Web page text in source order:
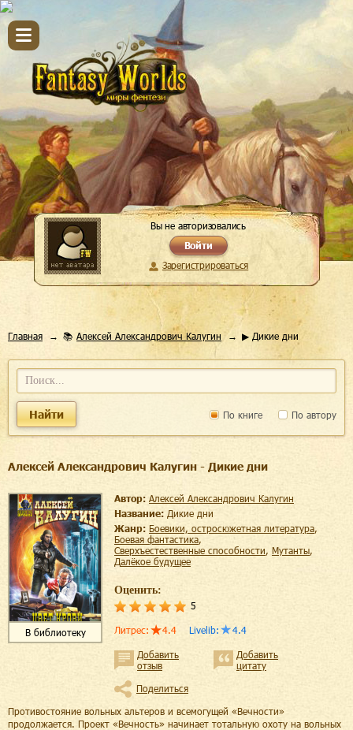
Вы не авторизовались
Войти
Зарегистрироваться
Главная 📚 Алексей Александрович Калугин ▶ Дикие дни
По книге По автору
Найти
Алексей Александрович Калугин - Дикие дни
В библиотеку
Автор: Алексей Александрович Калугин
Название: Дикие дни
Жанр:
боевики, остросюжетная литература,
боевая фантастика,
сверхъестественные способности, мутанты,
далёкое будущее
Оценить:
5
Литрес: 4.4 Livelib: 4.4
Добавить
отзыв
Добавить
цитату
Поделиться
Противостояние вольных альтеров и всемогущей «Вечности»
продолжается. Проект «Вечность» начинает тотальную охоту на вольных